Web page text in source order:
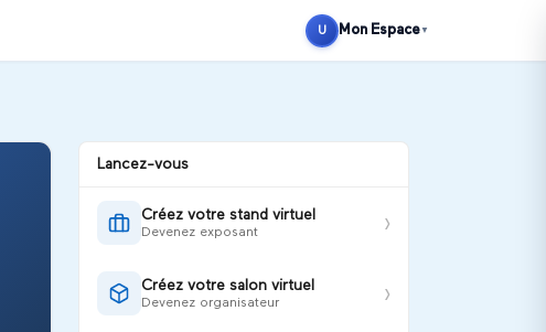
S'inscrire
U Mon Espace ▼
Lancez-vous
Créez votre stand virtuel
Devenez exposant ›
Créez votre salon virtuel
Devenez organisateur ›